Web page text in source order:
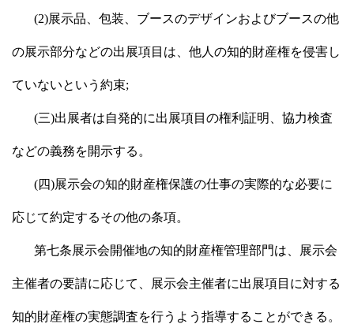
(2)展示品、包装、ブースのデザインおよびブースの他
の展示部分などの出展項目は、他人の知的財産権を侵害し
ていないという約束;
(三)出展者は自発的に出展項目の権利証明、協力検査
などの義務を開示する。
(四)展示会の知的財産権保護の仕事の実際的な必要に
応じて約定するその他の条項。
第七条展示会開催地の知的財産権管理部門は、展示会
主催者の要請に応じて、展示会主催者に出展項目に対する
知的財産権の実態調査を行うよう指導することができる。